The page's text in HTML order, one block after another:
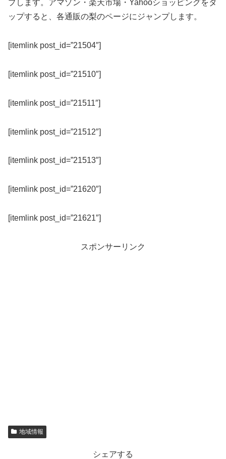
プします。アマゾン・楽天市場・Yahooショッピングをタ
ップすると、各通販の梨のページにジャンプします。
[itemlink post_id=”21504″]
[itemlink post_id=”21510″]
[itemlink post_id=”21511″]
[itemlink post_id=”21512″]
[itemlink post_id=”21513″]
[itemlink post_id=”21620″]
[itemlink post_id=”21621″]
スポンサーリンク
地域情報
シェアする